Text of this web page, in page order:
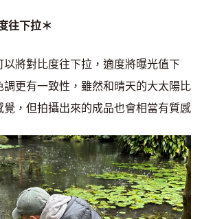
往下拉＊
以將對比度往下拉，適度將曝光值下
更有一致性，雖然和晴天的大太陽比
，但拍攝出來的成品也會相當有質感